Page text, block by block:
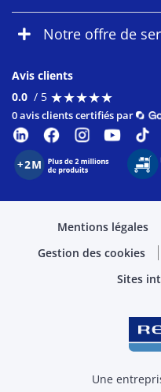
Notre offre de
Avis clients
0.0 / 5 ★★★★★
★★★★★
0 avis clients certifiés par
Mentions légales
Gestion des cookies
Sites
Une